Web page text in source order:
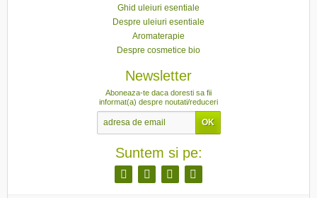
Ghid uleiuri esentiale
Despre uleiuri esentiale
Aromaterapie
Despre cosmetice bio
Newsletter
Aboneaza-te daca doresti sa fii
informat(a) despre noutati/reduceri
Suntem si pe: